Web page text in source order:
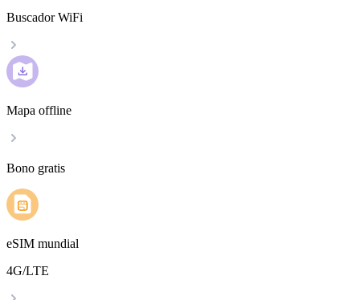
Buscador WiFi
Mapa offline
Bono gratis
eSIM mundial
4G/LTE